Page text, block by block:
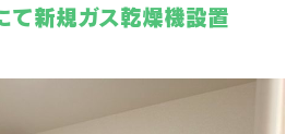
新規ガス乾燥機設置